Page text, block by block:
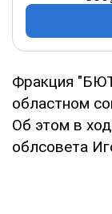
Фракция
областном
Об этом в
облсовета